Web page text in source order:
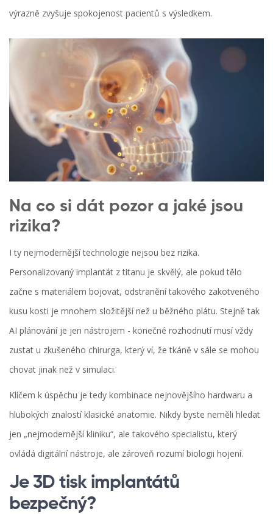
výrazně zvyšuje spokojenost pacientů s výsledkem.
Na co si dát pozor a jaké jsou
rizika?
I ty nejmodernější technologie nejsou bez rizika.
Personalizovaný implantát z titanu je skvělý, ale pokud tělo
začne s materiálem bojovat, odstranění takového zakotveného
kusu kosti je mnohem složitější než u běžného plátu. Stejně tak
AI plánování je jen nástrojem - konečné rozhodnutí musí vždy
zustat u zkušeného chirurga, který ví, že tkáně v sále se mohou
chovat jinak než v simulaci.
Klíčem k úspěchu je tedy kombinace nejnovějšího hardwaru a
hlubokých znalostí klasické anatomie. Nikdy byste neměli hledat
jen „nejmodernější kliniku“, ale takového specialistu, který
ovládá digitální nástroje, ale zároveň rozumí biologii hojení.
Je 3D tisk implantátů
bezpečný?